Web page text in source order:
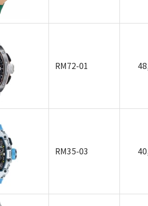
RM72-01
RM35-03